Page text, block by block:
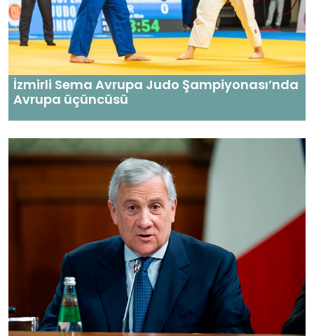
İzmirli Sema Avrupa Judo Şampiyonası’nda
Avrupa üçüncüsü